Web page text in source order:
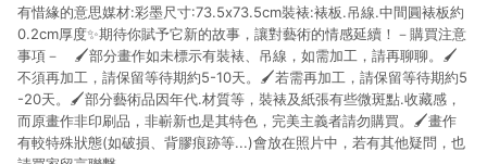
有惜緣的意思媒材:彩墨尺寸:73.5x73.5cm裝裱:裱板.吊線.中間圓裱板約
0.2cm厚度✨期待你賦予它新的故事，讓對藝術的情感延續！－購買注意
事項－ 🖌️部分畫作如未標示有裝裱、吊線，如需加工，請再聊聊。🖌️
不須再加工，請保留等待期約5-10天。🖌️若需再加工，請保留等待期約5
-20天。🖌️部分藝術品因年代.材質等，裝裱及紙張有些微斑點.收藏感，
而原畫作非印刷品，非嶄新也是其特色，完美主義者請勿購買。🖌️畫作
有較特殊狀態(如破損、背膠痕跡等...)會放在照片中，若有其他疑問，也